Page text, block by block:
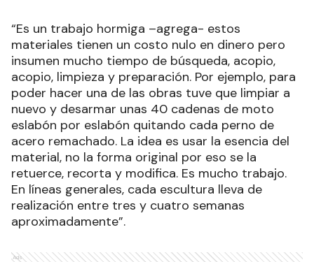
“Es un trabajo hormiga –agrega- estos
materiales tienen un costo nulo en dinero pero
insumen mucho tiempo de búsqueda, acopio,
acopio, limpieza y preparación. Por ejemplo, para
poder hacer una de las obras tuve que limpiar a
nuevo y desarmar unas 40 cadenas de moto
eslabón por eslabón quitando cada perno de
acero remachado. La idea es usar la esencia del
material, no la forma original por eso se la
retuerce, recorta y modifica. Es mucho trabajo.
En líneas generales, cada escultura lleva de
realización entre tres y cuatro semanas
aproximadamente”.
Ads